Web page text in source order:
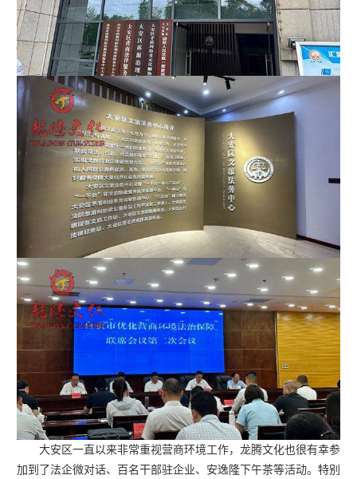
大安区一直以来非常重视营商环境工作，龙腾文化也很有幸参
加到了法企微对话、百名干部驻企业、安逸隆下午茶等活动。特别